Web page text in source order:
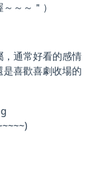
～～＂）
通常好看的感情
喜歡喜劇收場的